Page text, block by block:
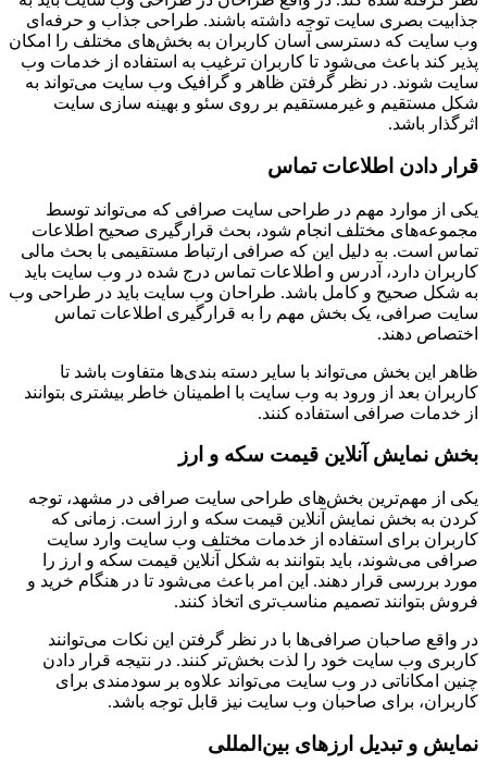
جذابیت بصری سایت توجه داشته باشند. طراحی جذاب و حرفه‌ای
وب سایت که دسترسی آسان کاربران به بخش‌های مختلف را امکان
پذیر کند باعث می‌شود تا کاربران ترغیب به استفاده از خدمات وب
سایت شوند. در نظر گرفتن ظاهر و گرافیک وب سایت می‌تواند به
شکل مستقیم و غیرمستقیم بر روی سئو و بهینه سازی سایت
اثرگذار باشد.
قرار دادن اطلاعات تماس
یکی از موارد مهم در طراحی سایت صرافی که می‌تواند توسط
مجموعه‌های مختلف انجام شود، بحث قرارگیری صحیح اطلاعات
تماس است. به دلیل این که صرافی ارتباط مستقیمی با بحث مالی
کاربران دارد، آدرس و اطلاعات تماس درج شده در وب سایت باید
به شکل صحیح و کامل باشد. طراحان وب سایت باید در طراحی وب
سایت صرافی، یک بخش مهم را به قرارگیری اطلاعات تماس
اختصاص دهند.
ظاهر این بخش می‌تواند با سایر دسته بندی‌ها متفاوت باشد تا
کاربران بعد از ورود به وب سایت با اطمینان خاطر بیشتری بتوانند
از خدمات صرافی استفاده کنند.
بخش نمایش آنلاین قیمت سکه و ارز
یکی از مهم‌ترین بخش‌های طراحی سایت صرافی در مشهد، توجه
کردن به بخش نمایش آنلاین قیمت سکه و ارز است. زمانی که
کاربران برای استفاده از خدمات مختلف وب سایت وارد سایت
صرافی می‌شوند، باید بتوانند به شکل آنلاین قیمت سکه و ارز را
مورد بررسی قرار دهند. این امر باعث می‌شود تا در هنگام خرید و
فروش بتوانند تصمیم مناسب‌تری اتخاذ کنند.
در واقع صاحبان صرافی‌ها با در نظر گرفتن این نکات می‌توانند
کاربری وب سایت خود را لذت بخش‌تر کنند. در نتیجه قرار دادن
چنین امکاناتی در وب سایت می‌تواند علاوه بر سودمندی برای
کاربران، برای صاحبان وب سایت نیز قابل توجه باشد.
نمایش و تبدیل ارزهای بین‌المللی